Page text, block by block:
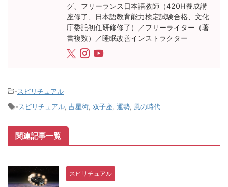
グ、フリーランス日本語教師（420H養成講
座修了、日本語教育能力検定試験合格、文化
庁委託初任研修修了）／フリーライター（著
書複数）／睡眠改善インストラクター
-スピリチュアル
-スピリチュアル 占星術 双子座 運勢 風の時代
関連記事一覧
スピリチュアル